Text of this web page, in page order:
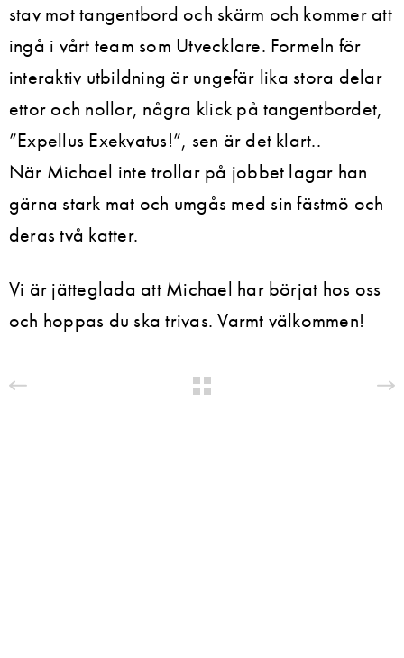
stav mot tangentbord och skärm och kommer att
ingå i vårt team som Utvecklare. Formeln för
interaktiv utbildning är ungefär lika stora delar
ettor och nollor, några klick på tangentbordet,
”Expellus Exekvatus!”, sen är det klart..
När Michael inte trollar på jobbet lagar han
gärna stark mat och umgås med sin fästmö och
deras två katter.
Vi är jätteglada att Michael har börjat hos oss
och hoppas du ska trivas. Varmt välkommen!